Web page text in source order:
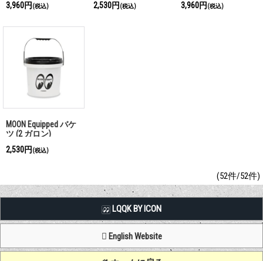
3,960円 (税込)
2,530円 (税込)
3,960円 (税込)
MOON Equipped バケ
ツ (2 ガロン)
2,530円 (税込)
(52件/52件)
LQQK BY ICON
English Website